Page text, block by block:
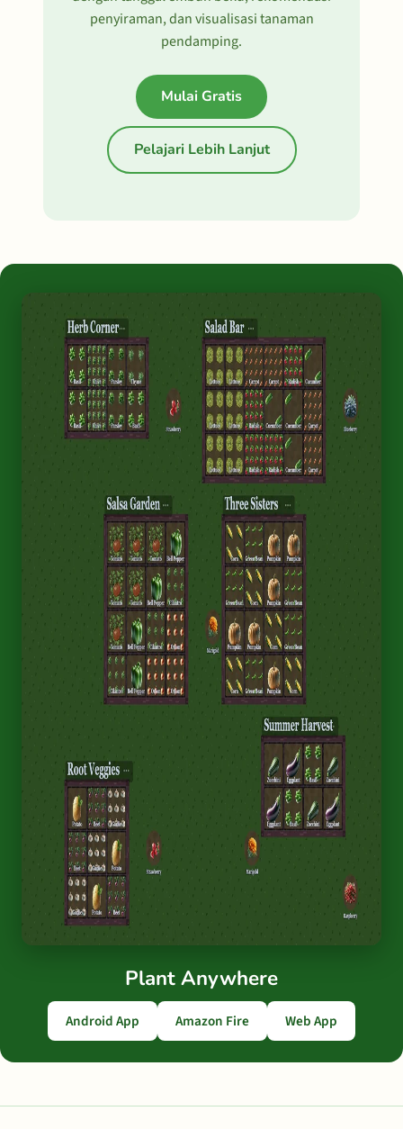
penyiraman, dan visualisasi tanaman
pendamping.
Mulai Gratis
Pelajari Lebih Lanjut
Plant Anywhere
Android App Amazon Fire Web App